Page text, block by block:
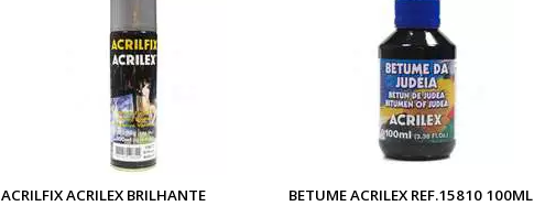
ACRILFIX ACRILEX BRILHANTE
BETUME ACRILEX REF.15810 100ML